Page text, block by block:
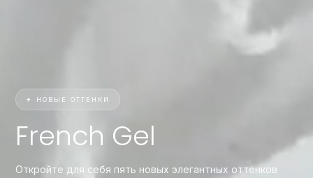
✦ НОВЫЕ ОТТЕНКИ
French Gel
Откройте для себя пять новых элегантных оттенков